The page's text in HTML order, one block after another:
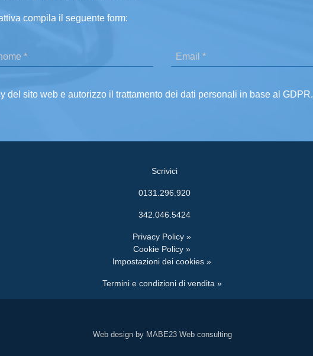
compila il seguente form:
del sito web e autorizzo il trattamento dei dati personali in base al GDPR.
Scrivici
0131.296.920
342.046.5424
Privacy Policy »
Cookie Policy »
Impostazioni dei cookies »
Termini e condizioni di vendita »
Web design by MABE23 Web consulting